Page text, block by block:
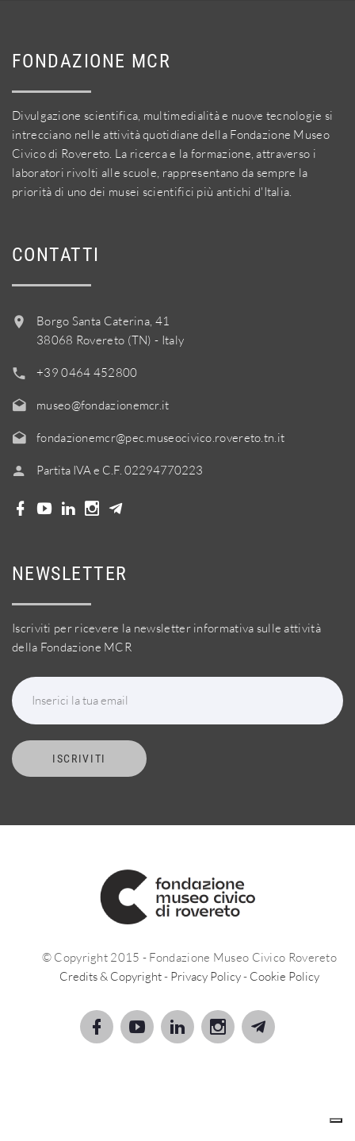
FONDAZIONE MCR
Divulgazione scientifica, multimedialità e nuove tecnologie si
intrecciano nelle attività quotidiane della Fondazione Museo
Civico di Rovereto. La ricerca e la formazione, attraverso i
laboratori rivolti alle scuole, rappresentano da sempre la
priorità di uno dei musei scientifici più antichi d'Italia.
CONTATTI
Borgo Santa Caterina, 41
38068 Rovereto (TN) - Italy
+39 0464 452800
museo@fondazionemcr.it
fondazionemcr@pec.museocivico.rovereto.tn.it
Partita IVA e C.F. 02294770223
NEWSLETTER
Iscriviti per ricevere la newsletter informativa sulle attività
della Fondazione MCR
Inserici la tua email
ISCRIVITI
© Copyright 2015 - Fondazione Museo Civico Rovereto
Credits & Copyright- Privacy Policy- Cookie Policy